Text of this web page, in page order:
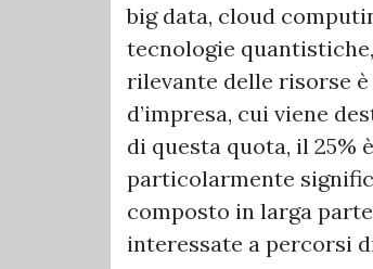
big data, cloud
tecnologie
rilevante delle risorse
d’impresa, cui viene
di questa quota, il 25%
particolarmente
composto in larga
interessate a percorsi